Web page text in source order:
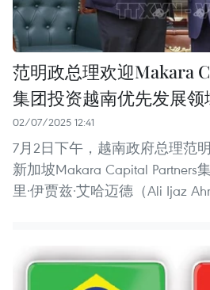
范明政总理欢迎Makara
集团投资越南优先发展领
02/07/2025 12:41
7月2日下午，越南政府总理范
新加坡Makara Capital Partners
里·伊贾兹·艾哈迈德（Ali Ijaz